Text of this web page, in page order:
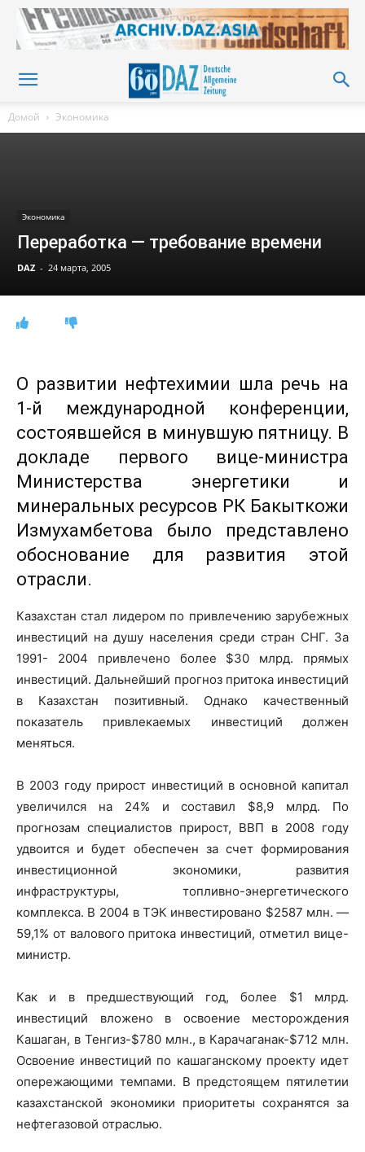
Домой Экономика
Экономика
Переработка — требование времени
DAZ - 24 марта, 2005
О развитии нефтехимии шла речь на
1-й международной конференции,
состоявшейся в минувшую пятницу. В
докладе первого вице-министра
Министерства энергетики и
минеральных ресурсов РК Бакыткожи
Измухамбетова было представлено
обоснование для развития этой
отрасли.
Казахстан стал лидером по привлечению зарубежных
инвестиций на душу населения среди стран СНГ. За
1991- 2004 привлечено более $30 млрд. прямых
инвестиций. Дальнейший прогноз притока инвестиций
в Казахстан позитивный. Однако качественный
показатель привлекаемых инвестиций должен
меняться.
В 2003 году прирост инвестиций в основной капитал
увеличился на 24% и составил $8,9 млрд. По
прогнозам специалистов прирост, ВВП в 2008 году
удвоится и будет обеспечен за счет формирования
инвестиционной экономики, развития
инфраструктуры, топливно-энергетического
комплекса. В 2004 в ТЭК инвестировано $2587 млн. —
59,1% от валового притока инвестиций, отметил вице-
министр.
Как и в предшествующий год, более $1 млрд.
инвестиций вложено в освоение месторождения
Кашаган, в Тенгиз-$780 млн., в Карачаганак-$712 млн.
Освоение инвестиций по кашаганскому проекту идет
опережающими темпами. В предстоящем пятилетии
казахстанской экономики приоритеты сохранятся за
нефтегазовой отраслью.